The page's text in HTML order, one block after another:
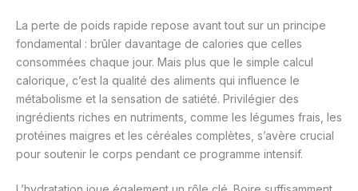
La perte de poids rapide repose avant tout sur un principe
fondamental : brûler davantage de calories que celles
consommées chaque jour. Mais plus que le simple calcul
calorique, c’est la qualité des aliments qui influence le
métabolisme et la sensation de satiété. Privilégier des
ingrédients riches en nutriments, comme les légumes frais, les
protéines maigres et les céréales complètes, s’avère crucial
pour soutenir le corps pendant ce programme intensif.